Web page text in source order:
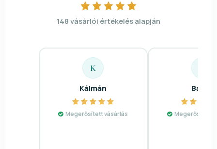
148 vásárlói értékelés alapján
K
Kálmán
Megerősített vásárlás
Bálint
Megerősített